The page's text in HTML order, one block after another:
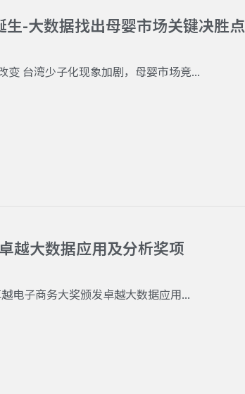
生-大数据找出母婴市场关键决胜点
变 台湾少子化现象加剧，母婴市场竞...
越大数据应用及分析奖项
电子商务大奖颁发卓越大数据应用...